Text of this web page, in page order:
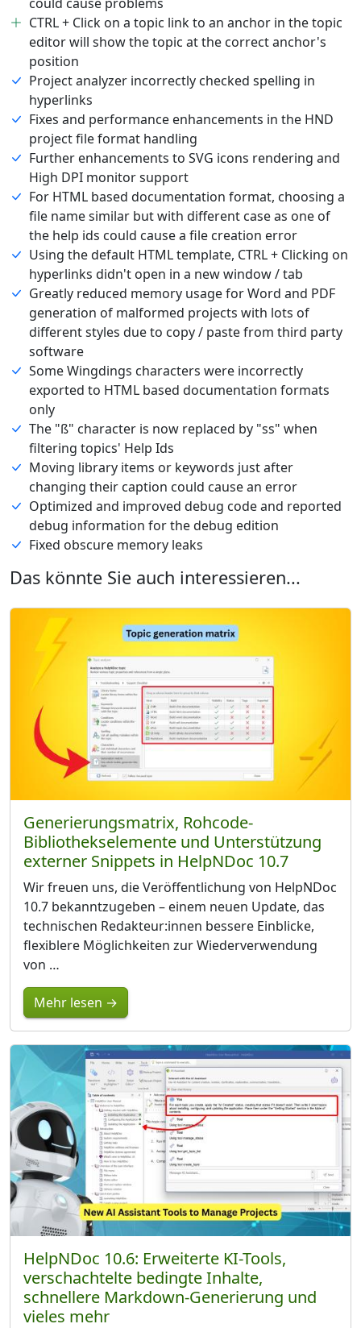
could cause problems
CTRL + Click on a topic link to an anchor in the topic
editor will show the topic at the correct anchor's
position
Project analyzer incorrectly checked spelling in
hyperlinks
Fixes and performance enhancements in the HND
project file format handling
Further enhancements to SVG icons rendering and
High DPI monitor support
For HTML based documentation format, choosing a
file name similar but with different case as one of
the help ids could cause a file creation error
Using the default HTML template, CTRL + Clicking on
hyperlinks didn't open in a new window / tab
Greatly reduced memory usage for Word and PDF
generation of malformed projects with lots of
different styles due to copy / paste from third party
software
Some Wingdings characters were incorrectly
exported to HTML based documentation formats
only
The "ß" character is now replaced by "ss" when
filtering topics' Help Ids
Moving library items or keywords just after
changing their caption could cause an error
Optimized and improved debug code and reported
debug information for the debug edition
Fixed obscure memory leaks
Das könnte Sie auch interessieren...
Generierungsmatrix, Rohcode-
Bibliothekselemente und Unterstützung
externer Snippets in HelpNDoc 10.7
Wir freuen uns, die Veröffentlichung von HelpNDoc
10.7 bekanntzugeben – einem neuen Update, das
technischen Redakteur:innen bessere Einblicke,
flexiblere Möglichkeiten zur Wiederverwendung
von …
Mehr lesen →
HelpNDoc 10.6: Erweiterte KI-Tools,
verschachtelte bedingte Inhalte,
schnellere Markdown-Generierung und
vieles mehr